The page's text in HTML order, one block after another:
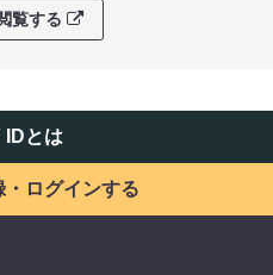
覧する
IDとは
・ログインする